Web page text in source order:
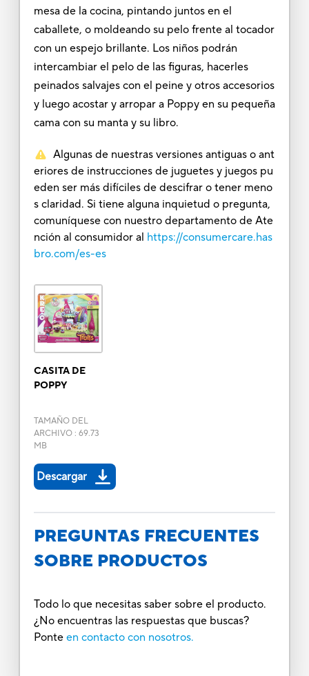
mesa de la cocina, pintando juntos en el
caballete, o moldeando su pelo frente al tocador
con un espejo brillante. Los niños podrán
intercambiar el pelo de las figuras, hacerles
peinados salvajes con el peine y otros accesorios
y luego acostar y arropar a Poppy en su pequeña
cama con su manta y su libro.
Algunas de nuestras versiones antiguas o ant
eriores de instrucciones de juguetes y juegos pu
eden ser más difíciles de descifrar o tener meno
s claridad. Si tiene alguna inquietud o pregunta,
comuníquese con nuestro departamento de Ate
nción al consumidor al https://consumercare.has
bro.com/es-es
CASITA DE
POPPY
TAMAÑO DEL
ARCHIVO: 69.73
MB
Descargar
PREGUNTAS FRECUENTES
SOBRE PRODUCTOS
Todo lo que necesitas saber sobre el producto.
¿No encuentras las respuestas que buscas?
Ponte en contacto con nosotros.